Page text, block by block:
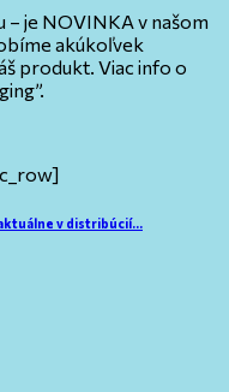
– je NOVINKA v našom
akúkoľvek
produkt. Viac info o
v distribúcií…